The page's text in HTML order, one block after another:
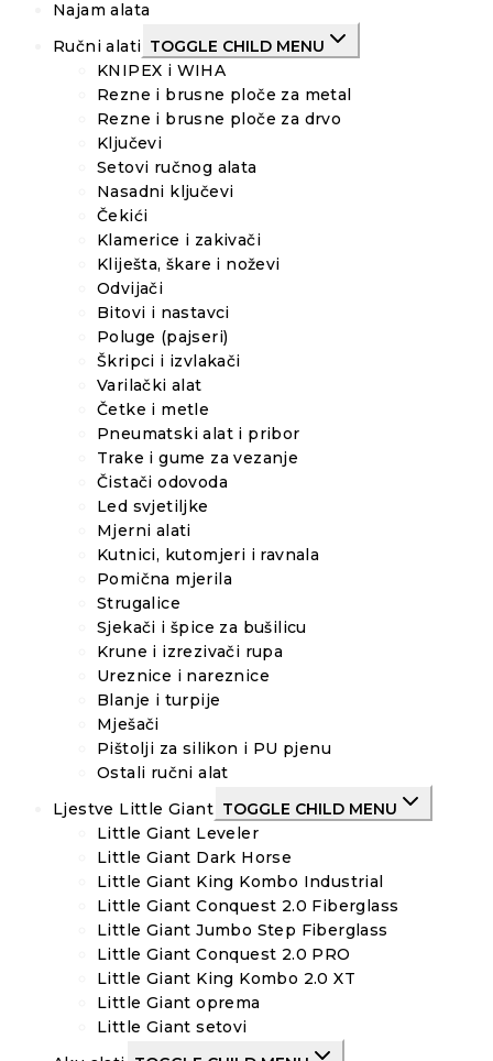
Najam alata
Ručni alati TOGGLE CHILD MENU
KNIPEX i WIHA
Rezne i brusne ploče za metal
Rezne i brusne ploče za drvo
Ključevi
Setovi ručnog alata
Nasadni ključevi
Čekići
Klamerice i zakivači
Kliješta, škare i noževi
Odvijači
Bitovi i nastavci
Poluge (pajseri)
Škripci i izvlakači
Varilački alat
Četke i metle
Pneumatski alat i pribor
Trake i gume za vezanje
Čistači odovoda
Led svjetiljke
Mjerni alati
Kutnici, kutomjeri i ravnala
Pomična mjerila
Strugalice
Sjekači i špice za bušilicu
Krune i izrezivači rupa
Ureznice i nareznice
Blanje i turpije
Mješači
Pištolji za silikon i PU pjenu
Ostali ručni alat
Ljestve Little Giant TOGGLE CHILD MENU
Little Giant Leveler
Little Giant Dark Horse
Little Giant King Kombo Industrial
Little Giant Conquest 2.0 Fiberglass
Little Giant Jumbo Step Fiberglass
Little Giant Conquest 2.0 PRO
Little Giant King Kombo 2.0 XT
Little Giant oprema
Little Giant setovi